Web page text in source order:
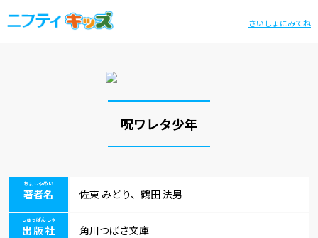
さいしょにみてね
呪ワレタ少年
著者名
ちょしゃめい
佐東 みどり、鶴田 法男
出版社
しゅっぱんしゃ
角川つばさ文庫